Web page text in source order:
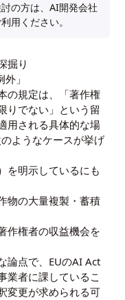
の方は、AI開発会社
用ください。
掘り
」
の規定は、「著作権
りでない」という留
用される具体的な場
ようなケースが挙げ
を明示しているにも
物の大量複製・蓄積
作権者の収益機会を
論点で、EUのAI Act
業者に課しているこ
変更が求められる可